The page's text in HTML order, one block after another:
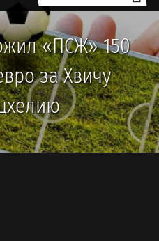
«ПСЖ» 150
за Хвичу